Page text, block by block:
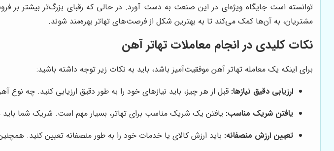
توانسته است جایگاه ویژه‌ای در این صنعت به دست آورد. در حالی که رقبای بزرگ‌تر بیشتر بر
مشتریان، به آن‌ها کمک می‌کند تا به بهترین شکل از فرصت‌های تهاتر بهره‌مند شوند.
نکات کلیدی در انجام معاملات تهاتر آهن
برای اینکه یک معامله تهاتر آهن موفقیت‌آمیز باشد، باید به نکات زیر توجه داشته باشید:
ارزیابی دقیق نیازها: قبل از هر چیز، باید نیازهای خود را به طور دقیق ارزیابی کنید. چه نوع
یافتن شریک مناسب: یافتن یک شریک مناسب برای تهاتر، بسیار مهم است. شریک شما باید
تعیین ارزش منصفانه: باید ارزش کالای یا خدمات خود را به طور منصفانه تعیین کنید.